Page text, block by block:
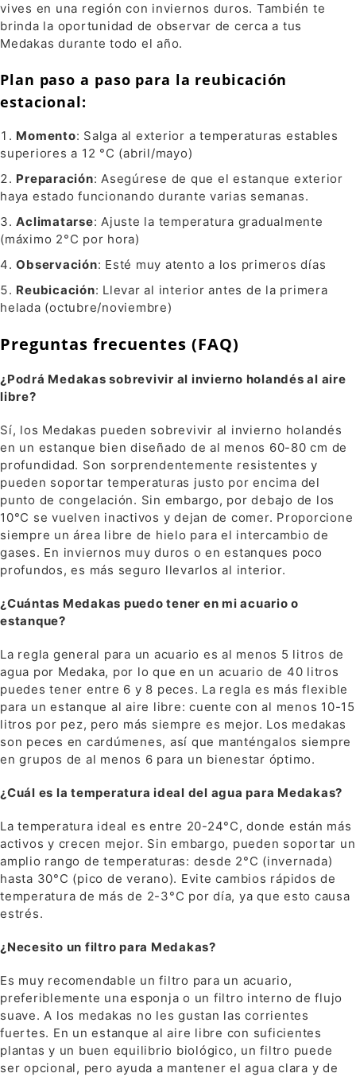
vives en una región con inviernos duros. También te
brinda la oportunidad de observar de cerca a tus
Medakas durante todo el año.
Plan paso a paso para la reubicación
estacional:
Momento: Salga al exterior a temperaturas estables
superiores a 12 °C (abril/mayo)
Preparación: Asegúrese de que el estanque exterior
haya estado funcionando durante varias semanas.
Aclimatarse: Ajuste la temperatura gradualmente
(máximo 2°C por hora)
Observación: Esté muy atento a los primeros días
Reubicación: Llevar al interior antes de la primera
helada (octubre/noviembre)
Preguntas frecuentes (FAQ)
¿Podrá Medakas sobrevivir al invierno holandés al aire
libre?
Sí, los Medakas pueden sobrevivir al invierno holandés
en un estanque bien diseñado de al menos 60-80 cm de
profundidad. Son sorprendentemente resistentes y
pueden soportar temperaturas justo por encima del
punto de congelación. Sin embargo, por debajo de los
10°C se vuelven inactivos y dejan de comer. Proporcione
siempre un área libre de hielo para el intercambio de
gases. En inviernos muy duros o en estanques poco
profundos, es más seguro llevarlos al interior.
¿Cuántas Medakas puedo tener en mi acuario o
estanque?
La regla general para un acuario es al menos 5 litros de
agua por Medaka, por lo que en un acuario de 40 litros
puedes tener entre 6 y 8 peces. La regla es más flexible
para un estanque al aire libre: cuente con al menos 10-15
litros por pez, pero más siempre es mejor. Los medakas
son peces en cardúmenes, así que manténgalos siempre
en grupos de al menos 6 para un bienestar óptimo.
¿Cuál es la temperatura ideal del agua para Medakas?
La temperatura ideal es entre 20-24°C, donde están más
activos y crecen mejor. Sin embargo, pueden soportar un
amplio rango de temperaturas: desde 2°C (invernada)
hasta 30°C (pico de verano). Evite cambios rápidos de
temperatura de más de 2-3°C por día, ya que esto causa
estrés.
¿Necesito un filtro para Medakas?
Es muy recomendable un filtro para un acuario,
preferiblemente una esponja o un filtro interno de flujo
suave. A los medakas no les gustan las corrientes
fuertes. En un estanque al aire libre con suficientes
plantas y un buen equilibrio biológico, un filtro puede
ser opcional, pero ayuda a mantener el agua clara y de